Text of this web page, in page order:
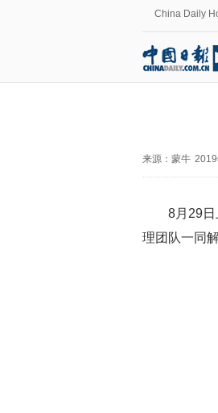
China Daily
来源：蒙牛
8月29
理团队一同